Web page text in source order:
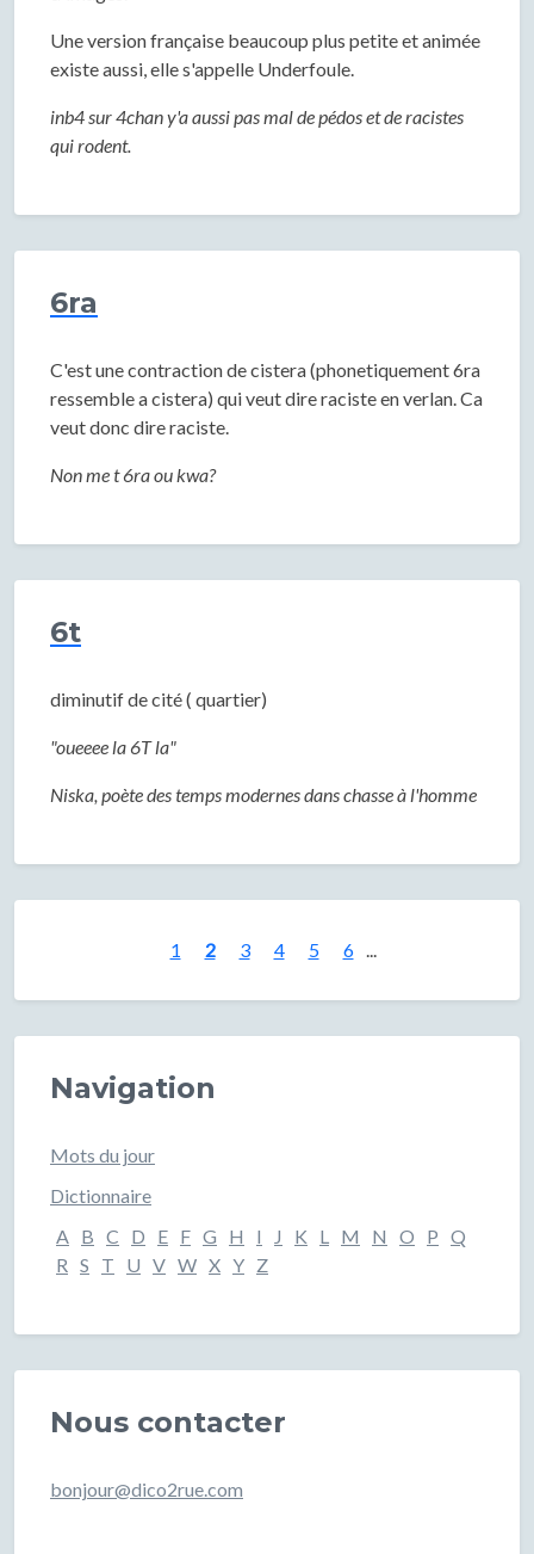
Une version française beaucoup plus petite et animée
existe aussi, elle s'appelle Underfoule.
inb4 sur 4chan y'a aussi pas mal de pédos et de racistes
qui rodent.
6ra
C'est une contraction de cistera (phonetiquement 6ra
ressemble a cistera) qui veut dire raciste en verlan. Ca
veut donc dire raciste.
Non me t 6ra ou kwa?
6t
diminutif de cité ( quartier)
"oueeee la 6T la"
Niska, poète des temps modernes dans chasse à l'homme
1 2 3 4 5 6 ...
Navigation
Mots du jour
Dictionnaire
A B C D E F G H I J K L M N O P Q
R S T U V W X Y Z
Nous contacter
bonjour@dico2rue.com